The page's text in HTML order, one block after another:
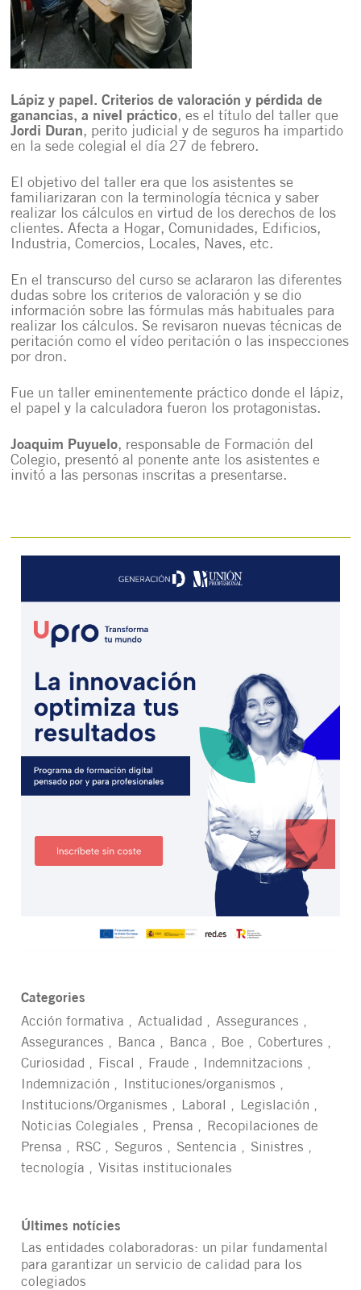
Lápiz y papel. Criterios de valoración y pérdida de
ganancias, a nivel práctico, es el título del taller que
Jordi Duran, perito judicial y de seguros ha impartido
en la sede colegial el día 27 de febrero.
El objetivo del taller era que los asistentes se
familiarizaran con la terminología técnica y saber
realizar los cálculos en virtud de los derechos de los
clientes. Afecta a Hogar, Comunidades, Edificios,
Industria, Comercios, Locales, Naves, etc.
En el transcurso del curso se aclararon las diferentes
dudas sobre los criterios de valoración y se dio
información sobre las fórmulas más habituales para
realizar los cálculos. Se revisaron nuevas técnicas de
peritación como el vídeo peritación o las inspecciones
por dron.
Fue un taller eminentemente práctico donde el lápiz,
el papel y la calculadora fueron los protagonistas.
Joaquim Puyuelo, responsable de Formación del
Colegio, presentó al ponente ante los asistentes e
invitó a las personas inscritas a presentarse.
Categories
Acción formativa
Actualidad
Assegurances
Assegurances
Banca Banca Boe
Cobertures
Curiosidad
Fiscal Fraude
Indemnitzacions
Indemnización
Instituciones/organismos
Institucions/Organismes
Laboral
Legislación
Noticias Colegiales
Prensa
Recopilaciones de
Prensa
RSC Seguros Sentencia
Sinistres
tecnología
Visitas institucionales
Últimes notícies
Las entidades colaboradoras: un pilar fundamental
para garantizar un servicio de calidad para los
colegiados